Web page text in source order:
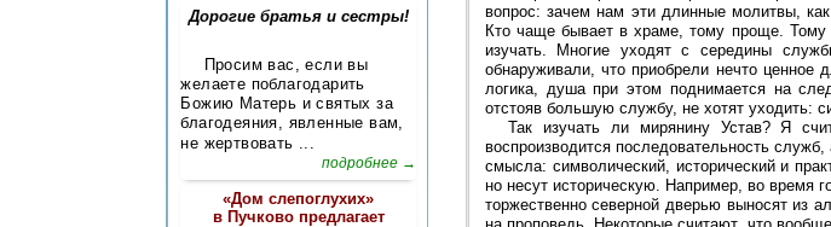
Дорогие братья и сестры!
Просим вас, если вы
желаете поблагодарить
Божию Матерь и святых за
благодеяния, явленные вам,
не жертвовать ...
подробнее →
«Дом слепоглухих»
в Пучково предлагает
вопрос: зачем нам эти длинные молитвы,
Кто чаще бывает в храме, тому проще. Тому
изучать. Многие уходят с середины
обнаруживали, что приобрели нечто
логика, душа при этом поднимается на
отстояв большую службу, не хотят уходить:
Так изучать ли мирянину Устав? Я
воспроизводится последовательность
смысла: символический, исторический и
но несут историческую. Например, во время
торжественно северной дверью выносят из